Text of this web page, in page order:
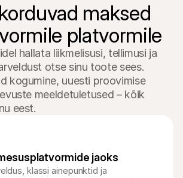
maksed
platvormile
hallata liikmelisusi, tellimusi ja
otse sinu toote sees.
kogumine, uuesti proovimise
meeldetuletused – kõik
eest.
jaoks
klassi ainepunktid ja